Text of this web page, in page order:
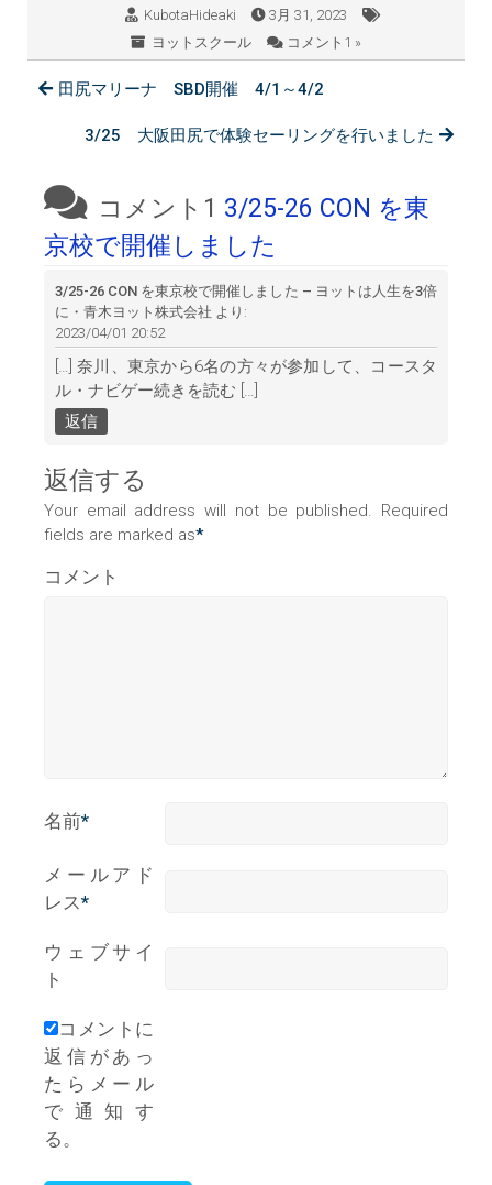
KubotaHideaki
3月 31, 2023
ヨットスクール
コメント1 »
田尻マリーナ SBD開催 4/1～4/2
3/25 大阪田尻で体験セーリングを行いました
コメント1 3/25-26 CON を東
京校で開催しました
3/25-26 CON を東京校で開催しました – ヨットは人生を3倍
に・青木ヨット株式会社 より:
2023/04/01 20:52
[…] 奈川、東京から6名の方々が参加して、コースタ
ル・ナビゲー続きを読む […]
返信
返信する
Your email address will not be published. Required
fields are marked as*
コメント
名前*
メールアド
レス*
ウェブサイ
ト
コメントに
返信があっ
たらメール
で通知す
る。